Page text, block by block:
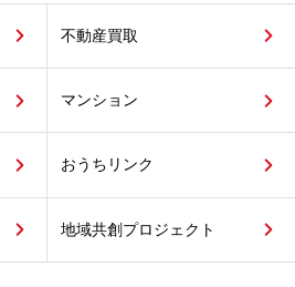
不動産買取
マンション
おうちリンク
地域共創プロジェクト